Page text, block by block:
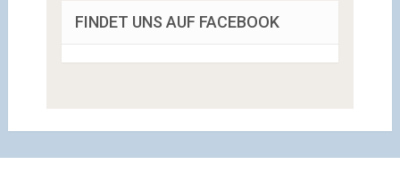
FINDET UNS AUF FACEBOOK